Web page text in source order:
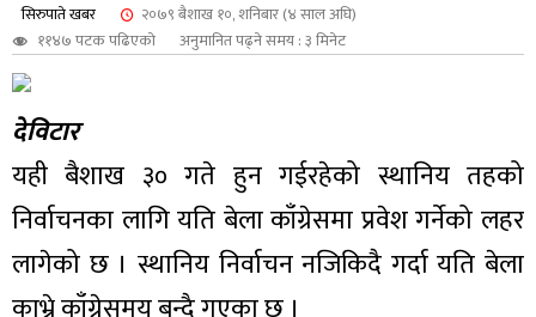
सिरुपाते खबर
२०७९ बैशाख १०, शनिबार (४ साल अघि)
११४७ पटक पढिएको
अनुमानित पढ्ने समय : ३ मिनेट
देविटार
यही बैशाख ३० गते हुन गईरहेको स्थानिय तहको
निर्वाचनका लागि यति बेला काँग्रेसमा प्रवेश गर्नेको लहर
लागेको छ । स्थानिय निर्वाचन नजिकिदै गर्दा यति बेला